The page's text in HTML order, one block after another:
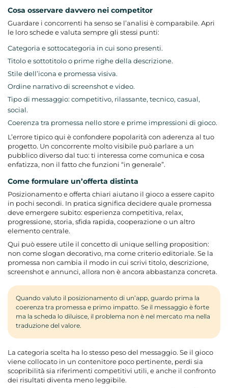
Cosa osservare davvero nei competitor
Guardare i concorrenti ha senso se l’analisi è comparabile. Apri
le loro schede e valuta sempre gli stessi punti:
Categoria e sottocategoria in cui sono presenti.
Titolo e sottotitolo o prime righe della descrizione.
Stile dell’icona e promessa visiva.
Ordine narrativo di screenshot e video.
Tipo di messaggio: competitivo, rilassante, tecnico, casual,
social.
Coerenza tra promessa nello store e prime impressioni di gioco.
L’errore tipico qui è confondere popolarità con aderenza al tuo
progetto. Un concorrente molto visibile può parlare a un
pubblico diverso dal tuo: ti interessa come comunica e cosa
enfatizza, non il fatto che funzioni “in generale”.
Come formulare un’offerta distinta
Posizionamento e offerta chiari aiutano il gioco a essere capito
in pochi secondi. In pratica significa decidere quale promessa
deve emergere subito: esperienza competitiva, relax,
progressione, storia, sfida rapida, cooperazione o un altro
elemento centrale.
Qui può essere utile il concetto di unique selling proposition:
non come slogan decorativo, ma come criterio editoriale. Se la
promessa non cambia il modo in cui scrivi titolo, descrizione,
screenshot e annunci, allora non è ancora abbastanza concreta.
Quando valuto il posizionamento di un’app, guardo prima la
coerenza tra promessa e primo impatto. Se il messaggio è forte
ma la scheda lo diluisce, il problema non è nel mercato ma nella
traduzione del valore.
La categoria scelta ha lo stesso peso del messaggio. Se il gioco
viene collocato in un contenitore poco pertinente, perdi sia
scopribilità sia riferimenti competitivi utili, e anche il confronto
dei risultati diventa meno leggibile.